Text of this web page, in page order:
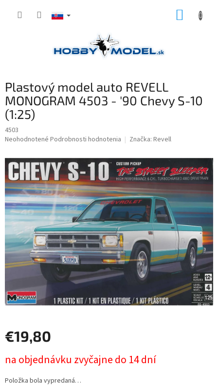
Plastový model auto REVELL
MONOGRAM 4503 - '90 Chevy S-10
(1:25)
4503
Priemerné
produktu
je
0,0
z
5
hviezdičiek.
Neohodnotené Podrobnosti hodnotenia Značka: Revell
€19,80
cena:
na objednávku zvyčajne do 14 dní
Položka bola vypredaná…